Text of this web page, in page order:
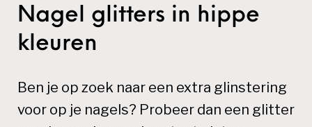
Nagel glitters in hippe
kleuren
Ben je op zoek naar een extra glinstering
voor op je nagels? Probeer dan een glitter